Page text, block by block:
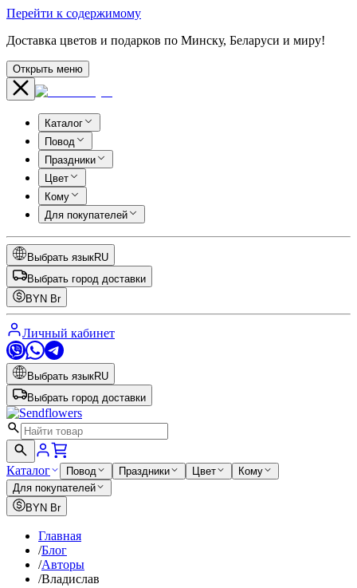
Перейти к содержимому
Доставка цветов и подарков по Минску, Беларуси и миру!
Открыть меню
Каталог
Повод
Праздники
Цвет
Кому
Для покупателей
Выбрать языкRU
Выбрать город доставки
BYN Br
Личный кабинет
Выбрать языкRU
Выбрать город доставки
Каталог Повод Праздники Цвет
Кому
Для покупателей
BYN Br
Главная
/Блог
/Авторы
/Владислав